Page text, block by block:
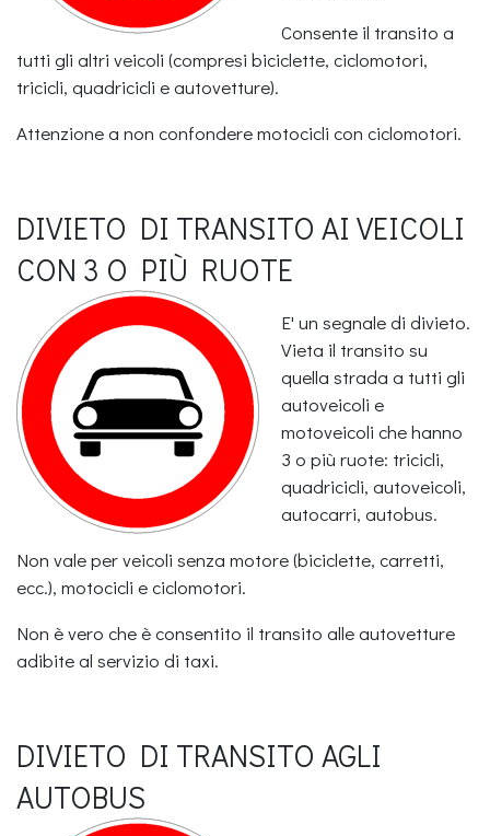
Consente il transito a
tutti gli altri veicoli (compresi biciclette, ciclomotori,
tricicli, quadricicli e autovetture).
Attenzione a non confondere motocicli con ciclomotori.
DIVIETO DI TRANSITO AI VEICOLI
CON 3 O PIÙ RUOTE
E' un segnale di divieto.
Vieta il transito su
quella strada a tutti gli
autoveicoli e
motoveicoli che hanno
3 o più ruote: tricicli,
quadricicli, autoveicoli,
autocarri, autobus.
Non vale per veicoli senza motore (biciclette, carretti,
ecc.), motocicli e ciclomotori.
Non è vero che è consentito il transito alle autovetture
adibite al servizio di taxi.
DIVIETO DI TRANSITO AGLI
AUTOBUS